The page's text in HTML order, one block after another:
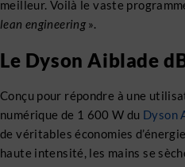
meilleur. Voilà le vaste
lean engineering ».
Le Dyson Aiblade
Conçu pour répondre à une
numérique de 1 600 W du Dyson
de véritables économies
haute intensité, les mains se